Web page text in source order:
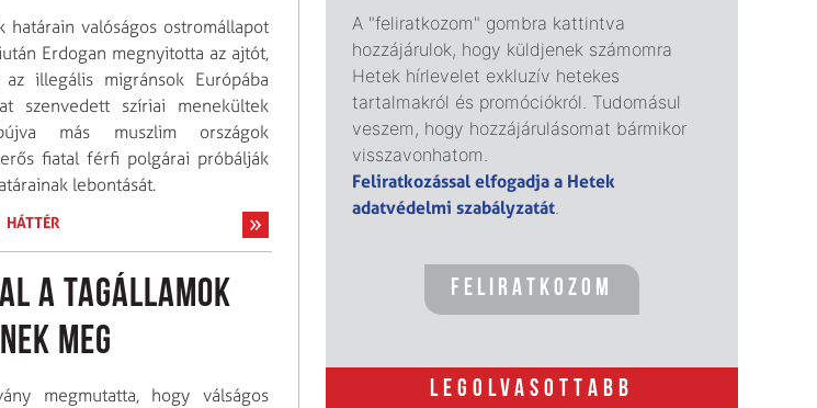
határain valóságos ostromállapot
Erdogan megnyitotta az ajtót,
illegális migránsok Európába
szenvedett szíriai menekültek
más muszlim országok
fiatal férfi polgárai próbálják
lebontását.
HÁTTÉR
a tagállamok
meg
megmutatta, hogy válságos
A "feliratkozom" gombra kattintva
hozzájárulok, hogy küldjenek számomra
Hetek hírlevelet exkluzív hetekes
tartalmakról és promóciókról. Tudomásul
veszem, hogy hozzájárulásomat bármikor
visszavonhatom.
Feliratkozással elfogadja a Hetek
adatvédelmi szabályzatát
LEGOLVASOTTABB